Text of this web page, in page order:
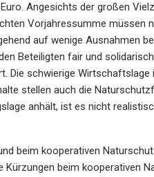
Angesichts der großen
Vorjahressumme müssen
auf wenige Ausnahmen
Beteiligten fair und
Die schwierige Wirtschaftslage
stellen auch die
anhält, ist es nicht
beim kooperativen
Kürzungen beim kooperativen